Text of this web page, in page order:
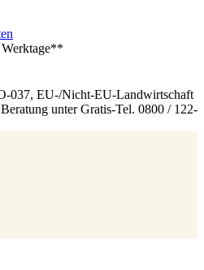
037, EU-/Nicht-EU-Landwirtschaft
Beratung unter Gratis-Tel. 0800 / 122-